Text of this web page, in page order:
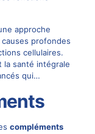
approche
profondes
cellulaires.
la santé intégrale
qui…
compléments